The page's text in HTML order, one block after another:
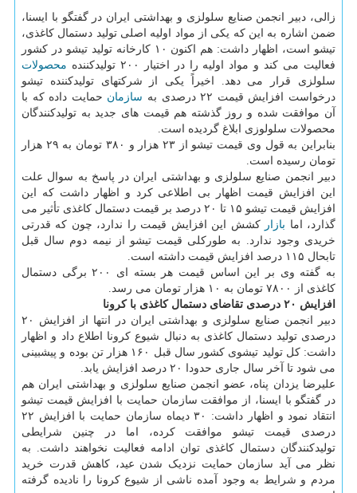
زالی، دبیر انجمن صنایع سلولزی و بهداشتی ایران در گفتگو با ایسنا،
ضمن اشاره به این که یکی از مواد اولیه اصلی تولید دستمال کاغذی،
تیشو است، اظهار داشت: هم اکنون ۱۰ کارخانه تولید تیشو در کشور
فعالیت می کند و مواد اولیه را در اختیار ۲۰۰ تولیدکننده
محصولات
سلولزی قرار می دهد. اخیراً یکی از شرکتهای تولیدکننده تیشو
درخواست افزایش قیمت ۲۲ درصدی به
سازمان حمایت داده که با
آن موافقت شده و روز گذشته هم قیمت های جدید به تولیدکنندگان
محصولات سلولوزی ابلاغ گردیده است.
بنابراین به قول وی قیمت تیشو از ۲۳ هزار و ۳۸۰ تومان به ۲۹ هزار
تومان رسیده است.
دبیر انجمن صنایع سلولزی و بهداشتی ایران در پاسخ به سوال علت
این افزایش قیمت اظهار بی اطلاعی کرد و اظهار داشت که این
افزایش قیمت تیشو ۱۵ تا ۲۰ درصد بر قیمت دستمال کاغذی تأثیر می
گذارد، اما بازار کشش این افزایش قیمت را ندارد، چون که قدرتی
خریدی وجود ندارد. به طورکلی قیمت تیشو از نیمه دوم سال قبل
تابحال ۱۱۵ درصد افزایش قیمت داشته است.
به گفته وی بر این اساس قیمت هر بسته ای ۲۰۰ برگی دستمال
کاغذی از ۷۸۰۰ تومان به ۱۰ هزار تومان می رسد.
افزایش ۲۰ درصدی تقاضای دستمال کاغذی با کرونا
دبیر انجمن صنایع سلولزی و بهداشتی ایران در انتها از افزایش ۲۰
درصدی تولید دستمال کاغذی به دنبال شیوع کرونا اطلاع داد و اظهار
داشت: کل تولید تیشوی کشور سال قبل ۱۶۰ هزار تن بوده و پیشبینی
می شود تا آخر سال جاری حدودا ۲۰ درصد افزایش یابد.
علیرضا یزدان پناه، عضو انجمن صنایع سلولزی و بهداشتی ایران هم
در گفتگو با ایسنا، از موافقت سازمان حمایت با افزایش قیمت تیشو
انتقاد نمود و اظهار داشت: ۳۰ دیماه سازمان حمایت با افزایش ۲۲
درصدی قیمت تیشو موافقت کرده، اما در چنین شرایطی
تولیدکنندگان دستمال کاغذی توان ادامه فعالیت نخواهند داشت. به
نظر می آید سازمان حمایت نزدیک شدن عید، کاهش قدرت خرید
مردم و شرایط به وجود آمده ناشی از شیوع کرونا را نادیده گرفته